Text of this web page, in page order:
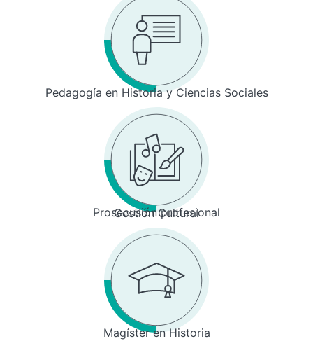
Pedagogía en Historia y Ciencias Sociales
Prosecusión profesional
Gestión Cultural
Magíster en Historia